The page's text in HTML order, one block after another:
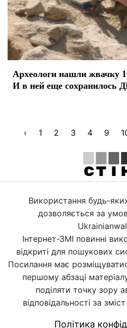
Археологи нашли жвачку
И в ней еще сохранилось
‹ 1 2 3 4 9
Використання будь-
дозволяється за
Інтернет-ЗМІ повинні
відкриті для пошукових
Посилання має
першому абзаці
поділяти точку зору
відповідальності за
Політика